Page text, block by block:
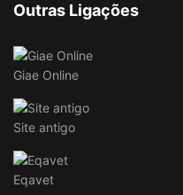
Outras Ligações
Giae Online
Site antigo
Eqavet